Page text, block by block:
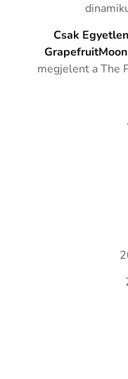
Csak
GrapefruitMoon
megjelent a The